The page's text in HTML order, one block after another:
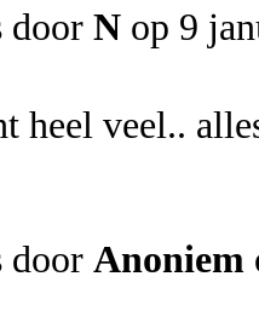
door N op 9
heel veel..
door Anoniem